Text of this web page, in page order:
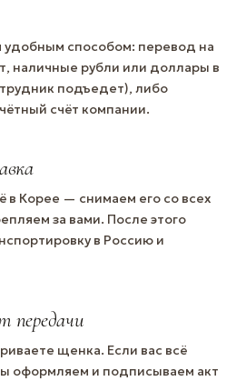
способом: перевод на
наличные рубли или доллары в
подъедет), либо
счёт компании.
в Корее — снимаем его со всех
за вами. После этого
в Россию и
передачи
щенка. Если вас всё
оформляем и подписываем акт